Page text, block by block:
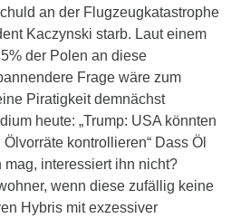
an der Flugzeugkatastrophe
Kaczynski starb. Laut einem
der Polen an diese
Frage wäre zum
Piratigkeit demnächst
heute: „Trump: USA könnten
kontrollieren“ Dass Öl
interessiert ihn nicht?
wenn diese zufällig keine
Hybris mit exzessiver